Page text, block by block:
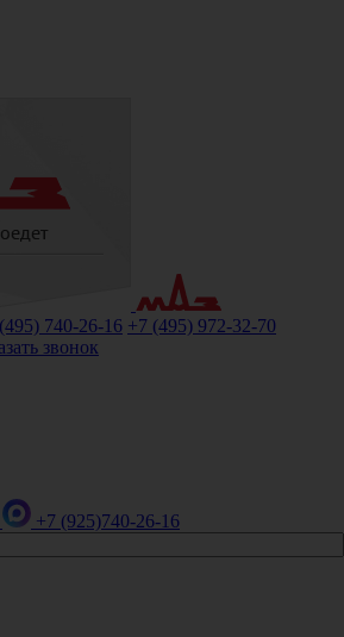
740-26-16 +7 (495) 972-32-70
звонок
+7 (925)740-26-16